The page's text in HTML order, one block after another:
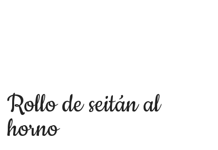
Rollo de seitán al
horno